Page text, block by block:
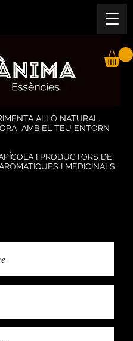
ALLÒ NATURAL.
AMB EL TEU ENTORN
I PRODUCTORS DE
I MEDICINALS